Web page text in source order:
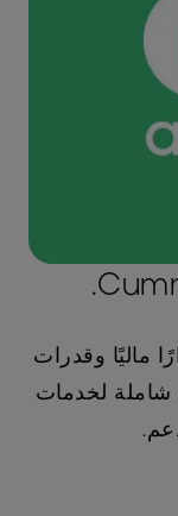
ماليًا وقدرات
شاملة لخدمات